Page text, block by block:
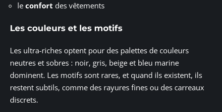
le confort des vêtements
Les couleurs et les motifs
Les ultra-riches optent pour des palettes de couleurs
neutres et sobres : noir, gris, beige et bleu marine
dominent. Les motifs sont rares, et quand ils existent, ils
restent subtils, comme des rayures fines ou des carreaux
discrets.